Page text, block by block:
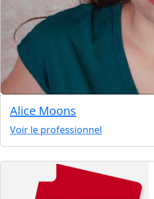
Alice Moons
Voir le professionnel